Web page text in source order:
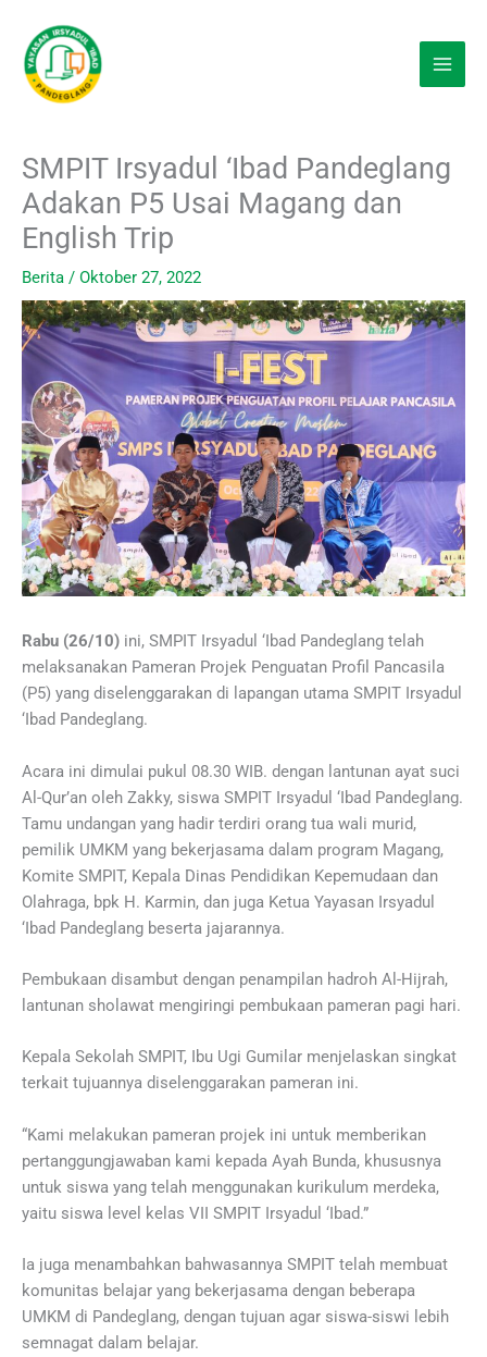
konten
SMPIT Irsyadul ‘Ibad Pandeglang
Adakan P5 Usai Magang dan
English Trip
Berita / Oktober 27, 2022
Rabu (26/10) ini, SMPIT Irsyadul ‘Ibad Pandeglang telah
melaksanakan Pameran Projek Penguatan Profil Pancasila
(P5) yang diselenggarakan di lapangan utama SMPIT Irsyadul
‘Ibad Pandeglang.
Acara ini dimulai pukul 08.30 WIB. dengan lantunan ayat suci
Al-Qur’an oleh Zakky, siswa SMPIT Irsyadul ‘Ibad Pandeglang.
Tamu undangan yang hadir terdiri orang tua wali murid,
pemilik UMKM yang bekerjasama dalam program Magang,
Komite SMPIT, Kepala Dinas Pendidikan Kepemudaan dan
Olahraga, bpk H. Karmin, dan juga Ketua Yayasan Irsyadul
‘Ibad Pandeglang beserta jajarannya.
Pembukaan disambut dengan penampilan hadroh Al-Hijrah,
lantunan sholawat mengiringi pembukaan pameran pagi hari.
Kepala Sekolah SMPIT, Ibu Ugi Gumilar menjelaskan singkat
terkait tujuannya diselenggarakan pameran ini.
“Kami melakukan pameran projek ini untuk memberikan
pertanggungjawaban kami kepada Ayah Bunda, khususnya
untuk siswa yang telah menggunakan kurikulum merdeka,
yaitu siswa level kelas VII SMPIT Irsyadul ‘Ibad.”
Ia juga menambahkan bahwasannya SMPIT telah membuat
komunitas belajar yang bekerjasama dengan beberapa
UMKM di Pandeglang, dengan tujuan agar siswa-siswi lebih
semnagat dalam belajar.